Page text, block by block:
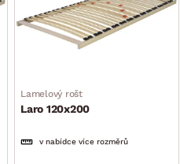
Lamelový rošt
Laro 120x200
v nabídce více rozměrů